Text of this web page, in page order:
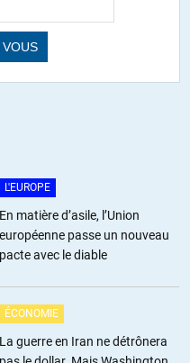
qu’il raisonne a long terme
trop écouter et croire leurs
avec G.Bush II,pensaient
promenade de santé grâce
00h25
L'EUROPE
En matière d’asile, l’Union
européenne passe un nouveau
pacte avec le diable
ÉCONOMIE
La guerre en Iran ne détrônera